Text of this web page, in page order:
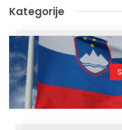
Kategorije